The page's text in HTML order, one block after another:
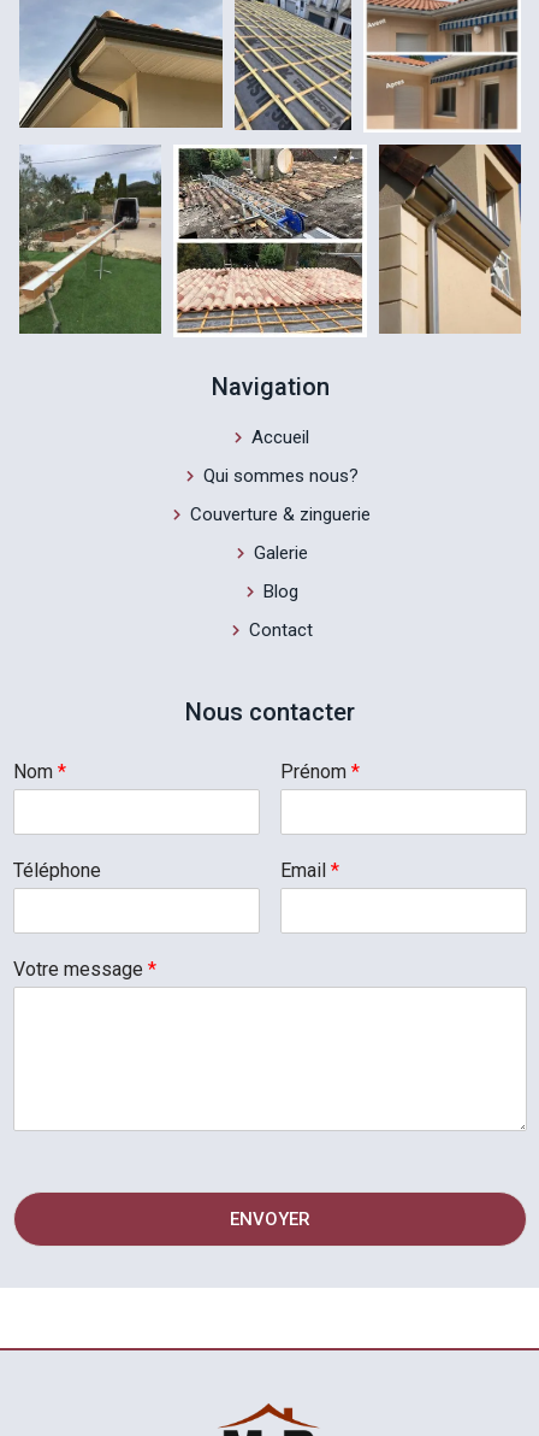
Navigation
Accueil
Qui sommes nous?
Couverture & zinguerie
Galerie
Blog
Contact
Nous contacter
Nom * Prénom*
Téléphone Email*
Votre message *
ENVOYER